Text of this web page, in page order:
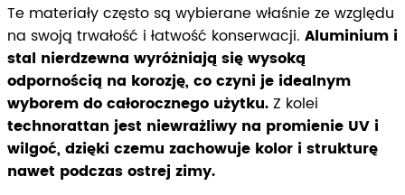
Te materiały często są wybierane właśnie ze względu
na swoją trwałość i łatwość konserwacji. Aluminium i
stal nierdzewna wyróżniają się wysoką
odpornością na korozję, co czyni je idealnym
wyborem do całorocznego użytku.Z kolei
technorattan jest niewrażliwy na promienie UV i
wilgoć, dzięki czemu zachowuje kolor i strukturę
nawet podczas ostrej zimy.